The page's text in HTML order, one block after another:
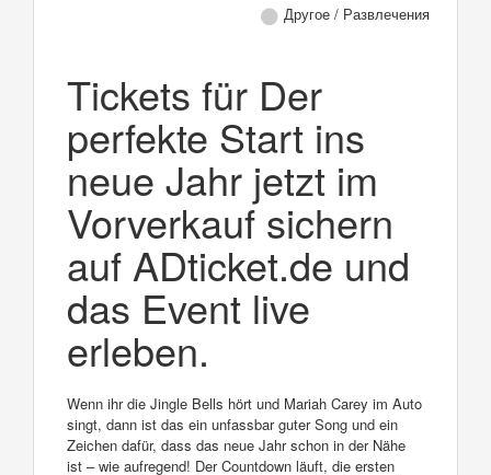
Другое / Развлечения
Tickets für Der
perfekte Start ins
neue Jahr jetzt im
Vorverkauf sichern
auf ADticket.de und
das Event live
erleben.
Wenn ihr die Jingle Bells hört und Mariah Carey im Auto
singt, dann ist das ein unfassbar guter Song und ein
Zeichen dafür, dass das neue Jahr schon in der Nähe
ist – wie aufregend! Der Countdown läuft, die ersten